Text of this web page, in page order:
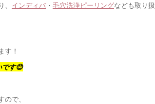
インディバ ・ 毛穴洗浄ピーリングなども取り扱
す！
です😊
で、